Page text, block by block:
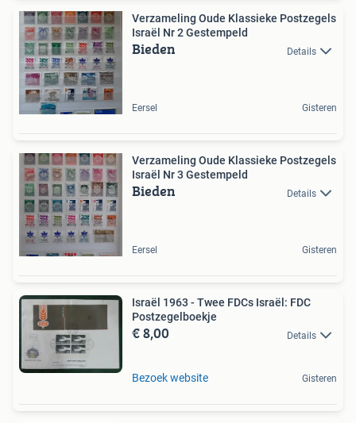
Verzameling Oude Klassieke Postzegels
Israël Nr 2 Gestempeld
Bieden Details
Eersel Gisteren
Verzameling Oude Klassieke Postzegels
Israël Nr 3 Gestempeld
Bieden Details
Eersel Gisteren
Israël 1963 - Twee FDCs Israël: FDC
Postzegelboekje
€ 8,00 Details
Bezoek website Gisteren